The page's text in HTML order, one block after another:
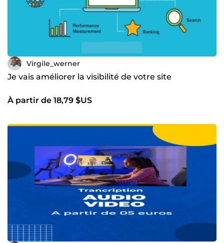
Virgile_werner
Je vais améliorer la visibilité de votre site
À partir de 18,79 $US